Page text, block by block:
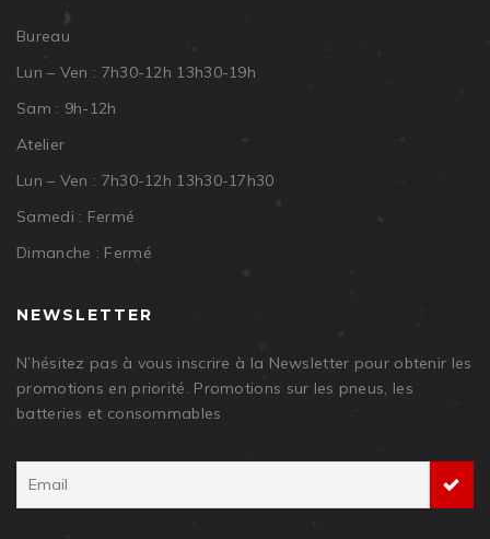
Bureau
Lun – Ven : 7h30-12h 13h30-19h
Sam : 9h-12h
Atelier
Lun – Ven : 7h30-12h 13h30-17h30
Samedi : Fermé
Dimanche : Fermé
NEWSLETTER
N’hésitez pas à vous inscrire à la Newsletter pour obtenir les
promotions en priorité. Promotions sur les pneus, les
batteries et consommables